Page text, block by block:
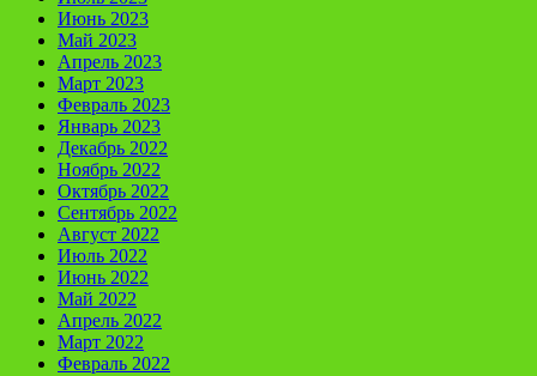
Июнь 2023
Май 2023
Апрель 2023
Март 2023
Февраль 2023
Январь 2023
Декабрь 2022
Ноябрь 2022
Октябрь 2022
Сентябрь 2022
Август 2022
Июль 2022
Июнь 2022
Май 2022
Апрель 2022
Март 2022
Февраль 2022